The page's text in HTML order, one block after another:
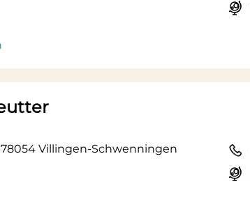
Villingen-Schwenningen